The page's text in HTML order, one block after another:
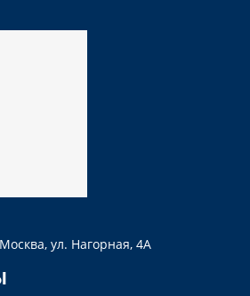
ул. Нагорная, 4А